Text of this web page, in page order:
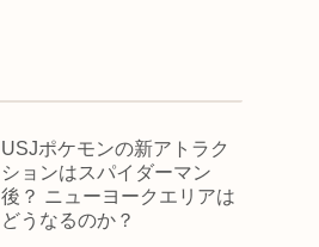
USJポケモンの新アトラク
ションはスパイダーマン
後？ ニューヨークエリアは
どうなるのか？